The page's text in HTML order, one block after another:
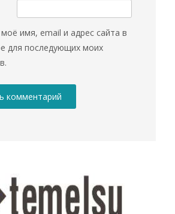
имя, email и адрес сайта в
для последующих моих